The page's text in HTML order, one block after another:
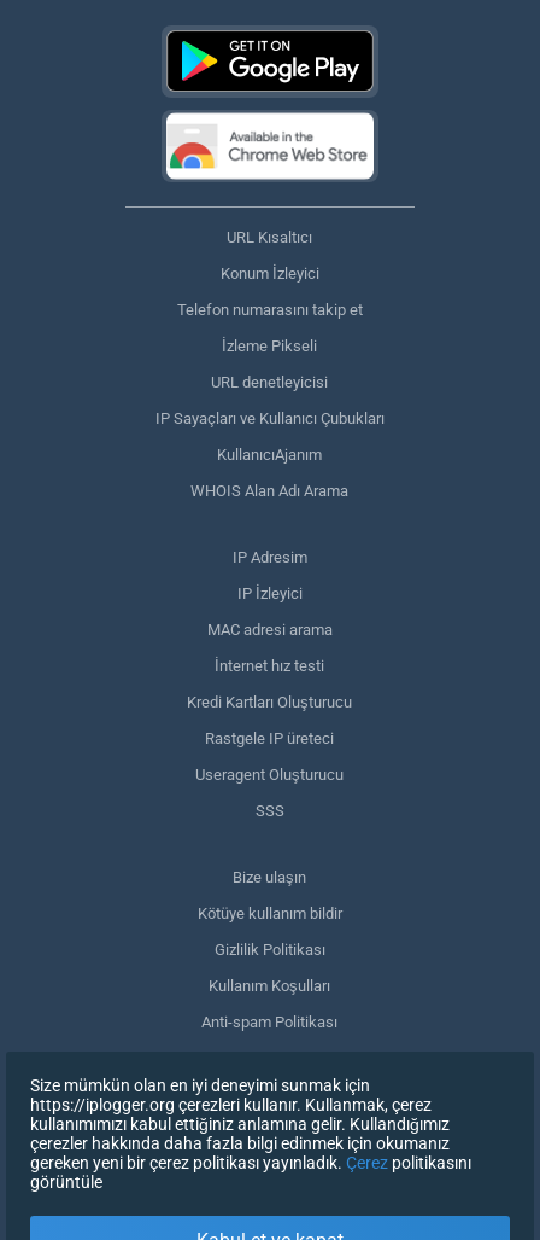
URL Kısaltıcı
Konum İzleyici
Telefon numarasını takip et
İzleme Pikseli
URL denetleyicisi
IP Sayaçları ve Kullanıcı Çubukları
KullanıcıAjanım
WHOIS Alan Adı Arama
IP Adresim
IP İzleyici
MAC adresi arama
İnternet hız testi
Kredi Kartları Oluşturucu
Rastgele IP üreteci
Useragent Oluşturucu
SSS
Bize ulaşın
Kötüye kullanım bildir
Gizlilik Politikası
Kullanım Koşulları
Anti-spam Politikası
Verilerimi sil
Onayınızı geri çekin
Size mümkün olan en iyi deneyimi sunmak için
https://iplogger.org çerezleri kullanır. Kullanmak, çerez
kullanımımızı kabul ettiğiniz anlamına gelir. Kullandığımız
çerezler hakkında daha fazla bilgi edinmek için okumanız
gereken yeni bir çerez politikası yayınladık. Çerez politikasını
görüntüle